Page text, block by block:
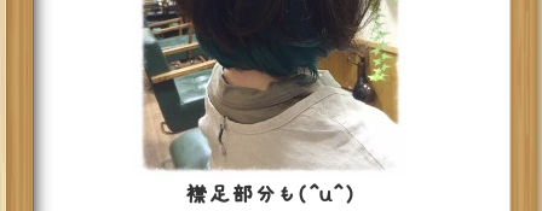
襟足部分も（＾ｕ＾）